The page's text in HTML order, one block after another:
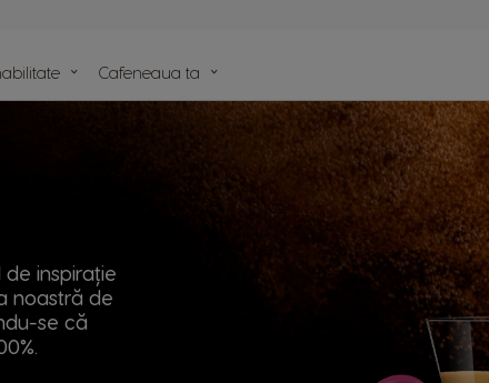
Cafeneaua ta
inspirație
noastră de
se că